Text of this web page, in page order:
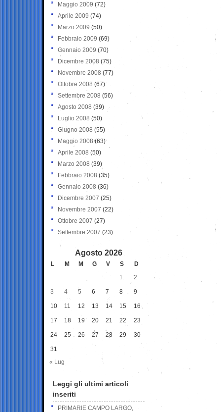
Maggio 2009 (72)
Aprile 2009 (74)
Marzo 2009 (50)
Febbraio 2009 (69)
Gennaio 2009 (70)
Dicembre 2008 (75)
Novembre 2008 (77)
Ottobre 2008 (67)
Settembre 2008 (56)
Agosto 2008 (39)
Luglio 2008 (50)
Giugno 2008 (55)
Maggio 2008(63)
Aprile 2008 (50)
Marzo 2008 (39)
Febbraio 2008 (35)
Gennaio 2008 (36)
Dicembre 2007 (25)
Novembre 2007 (22)
Ottobre 2007 (27)
Settembre 2007 (23)
Agosto 2026
L M M G V S
D
1
2
3 4 5 6 7 8 9
10 11 12 13 14 15 16
17 18 19 20 21 22 23
24 25 26 27 28 29 30
31
« Lug
Leggi gli ultimi articoli
inseriti
PRIMARIE CAMPO LARGO,